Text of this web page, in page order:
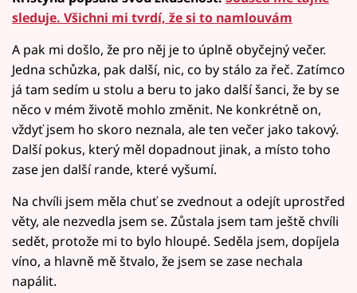
sleduje. Všichni mi tvrdí, že si to namlouvám
A pak mi došlo, že pro něj je to úplně obyčejný večer.
Jedna schůzka, pak další, nic, co by stálo za řeč. Zatímco
já tam sedím u stolu a beru to jako další šanci, že by se
něco v mém životě mohlo změnit. Ne konkrétně on,
vždyť jsem ho skoro neznala, ale ten večer jako takový.
Další pokus, který měl dopadnout jinak, a místo toho
zase jen další rande, které vyšumí.
Na chvíli jsem měla chuť se zvednout a odejít uprostřed
věty, ale nezvedla jsem se. Zůstala jsem tam ještě chvíli
sedět, protože mi to bylo hloupé. Seděla jsem, dopíjela
víno, a hlavně mě štvalo, že jsem se zase nechala
napálit.